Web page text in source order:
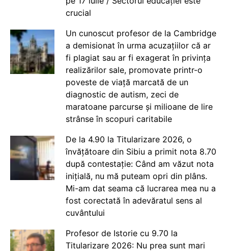
crucial
Un cunoscut profesor de la Cambridge
a demisionat în urma acuzațiilor că ar
fi plagiat sau ar fi exagerat în privința
realizărilor sale, promovate printr-o
poveste de viață marcată de un
diagnostic de autism, zeci de
maratoane parcurse și milioane de lire
strânse în scopuri caritabile
De la 4.90 la Titularizare 2026, o
învățătoare din Sibiu a primit nota 8.70
după contestație: Când am văzut nota
inițială, nu mă puteam opri din plâns.
Mi-am dat seama că lucrarea mea nu a
fost corectată în adevăratul sens al
cuvântului
Profesor de Istorie cu 9.70 la
Titularizare 2026: Nu prea sunt mari